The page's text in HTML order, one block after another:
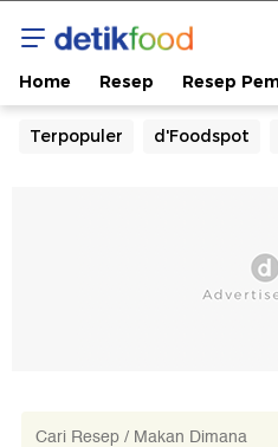
Home Resep Resep
Terpopuler d'Foodspot